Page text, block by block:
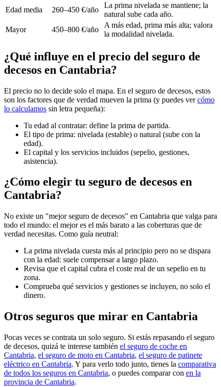
Edad media
260–450 €/año
La prima nivelada se mantiene; la
natural sube cada año.
Mayor
450–800 €/año
A más edad, prima más alta; valora
la modalidad nivelada.
¿Qué influye en el precio del seguro de
decesos en Cantabria?
El precio no lo decide solo el mapa. En el seguro de decesos, estos
son los factores que de verdad mueven la prima (y puedes vercómo
lo calculamos sin letra pequeña):
Tu edad al contratar: define la prima de partida.
El tipo de prima: nivelada (estable) o natural (sube con la
edad).
El capital y los servicios incluidos (sepelio, gestiones,
asistencia).
¿Cómo elegir tu seguro de decesos en
Cantabria?
No existe un "mejor seguro de decesos" en Cantabria que valga para
todo el mundo: el mejor es el más barato a las coberturas que de
verdad necesitas. Como guía neutral:
La prima nivelada cuesta más al principio pero no se dispara
con la edad: suele compensar a largo plazo.
Revisa que el capital cubra el coste real de un sepelio en tu
zona.
Comprueba qué servicios y gestiones se incluyen, no solo el
dinero.
Otros seguros que mirar en Cantabria
Pocas veces se contrata un solo seguro. Si estás repasando el seguro
de decesos, quizá te interese también el seguro de coche en
Cantabria, el seguro de moto en Cantabria, el seguro de patinete
eléctrico en Cantabria. Y para verlo todo junto, tienes la comparativa
de todos los seguros en Cantabria, o puedes comparar con en la
provincia de Cantabria.